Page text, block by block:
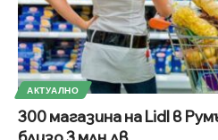
АКТУАЛНО
300 магазина на Lidl в